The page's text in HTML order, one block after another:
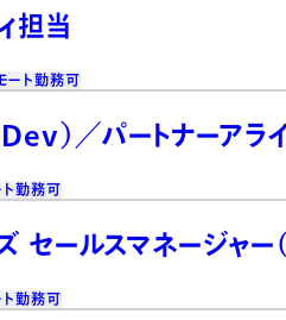
担当
ート勤務可
）／パートナーアラ
ト勤務可
セールスマネージャー
ト勤務可